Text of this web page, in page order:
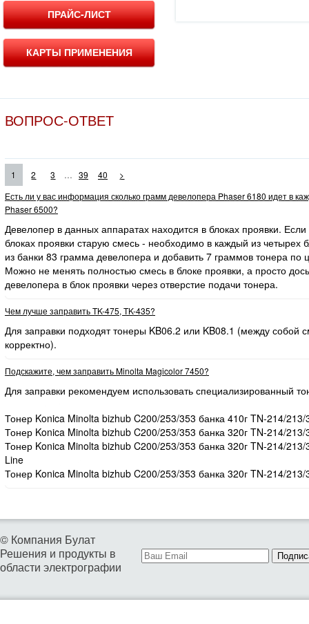
ПРАЙС-ЛИСТ
КАРТЫ ПРИМЕНЕНИЯ
ВОПРОС-ОТВЕТ
1 2 3 ... 39 40
>
Есть ли у вас информация сколько грамм девелопера Phaser 6180 идет в
Phaser 6500?
Девелопер в данных аппаратах находится в блоках проявки.
блоках проявки старую смесь - необходимо в каждый из четырех
из банки 83 грамма девелопера и добавить 7 граммов тонера по
Можно не менять полностью смесь в блоке проявки, а просто
девелопера в блок проявки через отверстие подачи тонера.
Чем лучше заправить TK-475, TK-435?
Для заправки подходят тонеры KB06.2 или KB08.1 (между собой
корректно).
Подскажите, чем заправить Minolta Magicolor 7450?
Для заправки рекомендуем использовать специализированный
Тонер Konica Minolta bizhub C200/253/353 банка 410г TN-214/
Тонер Konica Minolta bizhub C200/253/353 банка 320г TN-214/
Тонер Konica Minolta bizhub C200/253/353 банка 320г TN-214/
Line
Тонер Konica Minolta bizhub C200/253/353 банка 320г TN-214/
© Компания Булат
Решения и продукты в
области электрографии